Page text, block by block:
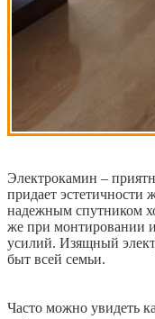
Электрокамин –
придает
надежным спутником
же при монтировании и
усилий. Изящный
быт всей семьи.
Часто можно увидеть